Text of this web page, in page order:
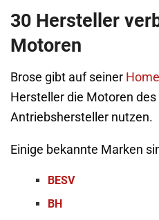
30 Hersteller
Motoren
Brose gibt auf seiner
Hersteller die Motoren des
Antriebshersteller nutzen.
Einige bekannte Marken
BESV
BH